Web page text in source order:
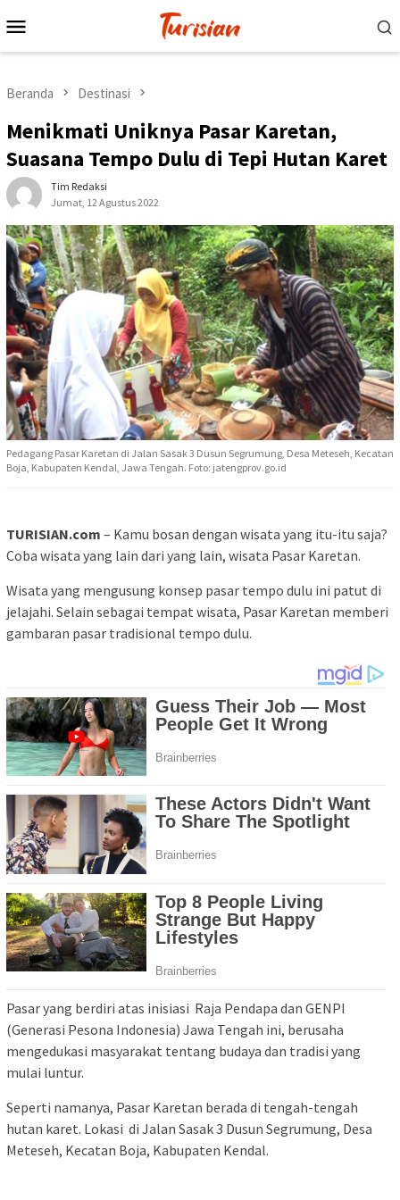
ke
Mobile
Beranda Destinasi
Menikmati Uniknya Pasar Karetan,
Suasana Tempo Dulu di Tepi Hutan Karet
Tim Redaksi
Jumat, 12 Agustus 2022
Pedagang Pasar Karetan di Jalan Sasak 3 Dusun Segrumung, Desa Meteseh, Kecatan
Boja, Kabupaten Kendal, Jawa Tengah. Foto: jatengprov.go.id
TURISIAN.com – Kamu bosan dengan wisata yang itu-itu saja?
Coba wisata yang lain dari yang lain, wisata Pasar Karetan.
Wisata yang mengusung konsep pasar tempo dulu ini patut di
jelajahi. Selain sebagai tempat wisata, Pasar Karetan memberi
gambaran pasar tradisional tempo dulu.
Pasar yang berdiri atas inisiasi Raja Pendapa dan GENPI
(Generasi Pesona Indonesia) Jawa Tengah ini, berusaha
mengedukasi masyarakat tentang budaya dan tradisi yang
mulai luntur.
Seperti namanya, Pasar Karetan berada di tengah-tengah
hutan karet. Lokasi di Jalan Sasak 3 Dusun Segrumung, Desa
Meteseh, Kecatan Boja, Kabupaten Kendal.